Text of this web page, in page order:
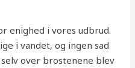
enighed i vores udbrud.
i vandet, og ingen sad
over brostenene blev